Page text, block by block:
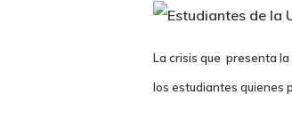
La crisis que presenta
los estudiantes quienes